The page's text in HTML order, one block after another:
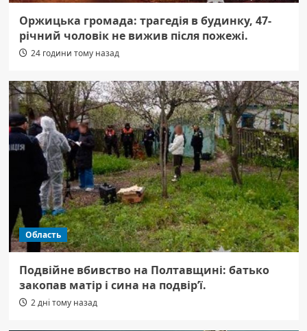
Оржицька громада: трагедія в будинку, 47-
річний чоловік не вижив після пожежі.
24 години тому назад
Область
Подвійне вбивство на Полтавщині: батько
закопав матір і сина на подвір’ї.
2 дні тому назад